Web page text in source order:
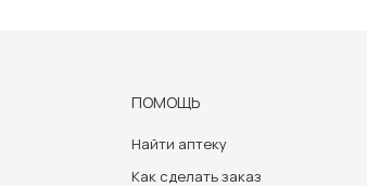
ПОМОЩЬ
Найти аптеку
Как сделать заказ